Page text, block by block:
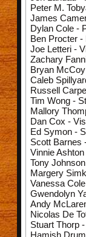
Peter M.
James
Dylan Cole -
Ben Procter -
Joe Letteri -
Zachary
Bryan
Caleb
Russell
Tim Wong -
Mallory
Dan Cox -
Ed Symon -
Scott Barnes
Vinnie
Tony
Margery
Vanessa
Gwendolyn
Andy
Nicolas De
Stuart Thorp
Hamish